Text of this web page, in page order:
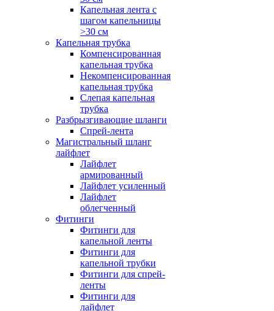
Капельная лента с
шагом капельницы
>30 см
Капельная трубка
Компенсированная
капельная трубка
Некомпенсированная
капельная трубка
Слепая капельная
трубка
Разбрызгивающие шланги
Спрей-лента
Магистральный шланг
лайфлет
Лайфлет
армированный
Лайфлет усиленный
Лайфлет
облегченный
Фитинги
Фитинги для
капельной ленты
Фитинги для
капельной трубки
Фитинги для спрей-
ленты
Фитинги для
лайфлет